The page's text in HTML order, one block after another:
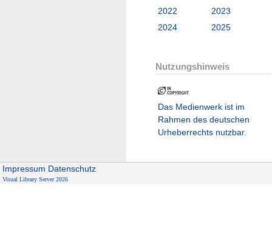
2022
2023
2024
2025
Nutzungshinweis
Das Medienwerk ist im
Rahmen des deutschen
Urheberrechts nutzbar.
Impressum Datenschutz
Visual Library Server 2026